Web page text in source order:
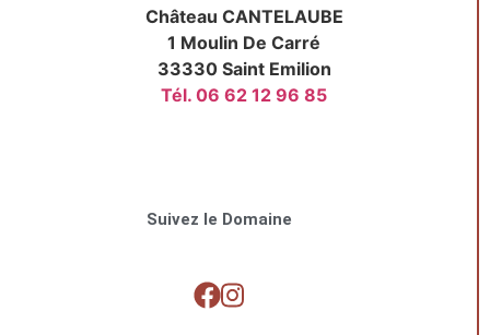
Château CANTELAUBE
1 Moulin De Carré
33330 Saint Emilion
Tél. 06 62 12 96 85
Suivez le Domaine